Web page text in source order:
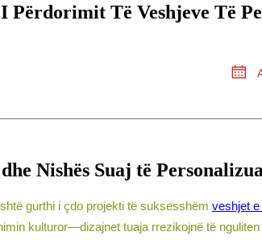
Përdorimit Të Veshjeve Të
Nishës Suaj të
gurthi i çdo projekti të suksesshëm veshjet
kulturor—dizajnet tuaja rrezikojnë të